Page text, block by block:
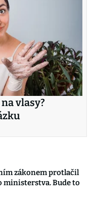
vlasy?
zákonem protlačil
ministerstva. Bude to